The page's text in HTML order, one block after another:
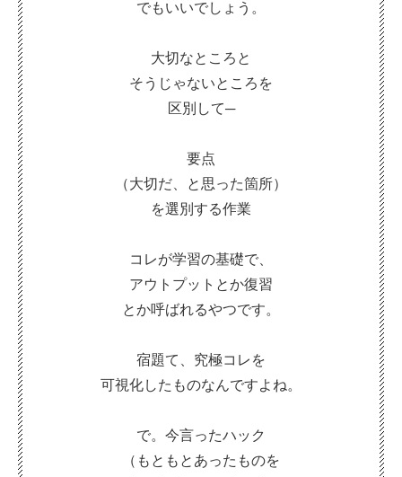
でもいいでしょう。
大切なところと
そうじゃないところを
区別して─
要点
（大切だ、と思った箇所）
を選別する作業
コレが学習の基礎で、
アウトプットとか復習
とか呼ばれるやつです。
宿題て、究極コレを
可視化したものなんですよね。
で。今言ったハック
（もともとあったものを